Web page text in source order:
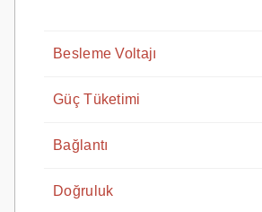
Besleme Voltajı
Güç Tüketimi
Bağlantı
Doğruluk